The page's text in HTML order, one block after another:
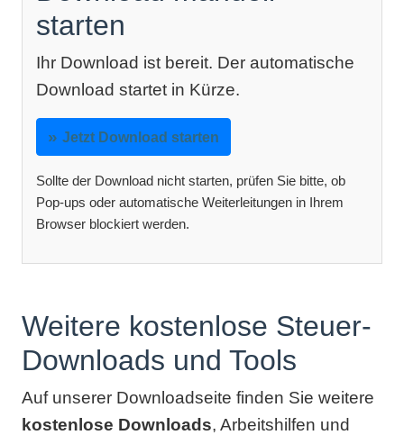
starten
Ihr Download ist bereit. Der automatische
Download startet in Kürze.
Jetzt Download starten
Sollte der Download nicht starten, prüfen Sie bitte, ob
Pop-ups oder automatische Weiterleitungen in Ihrem
Browser blockiert werden.
Weitere kostenlose Steuer-
Downloads und Tools
Auf unserer Downloadseite finden Sie weitere
kostenlose Downloads, Arbeitshilfen und